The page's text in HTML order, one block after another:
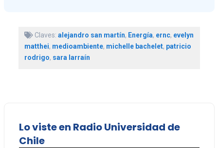
Claves: alejandro san martín, Energía, ernc, evelyn
matthei, medioambiente, michelle bachelet, patricio
rodrigo, sara larraín
Lo viste en Radio Universidad de
Chile